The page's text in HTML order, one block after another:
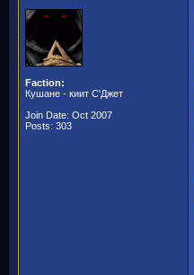
Faction:
Кушане - киит С'Джет
Join Date: Oct 2007
Posts: 303